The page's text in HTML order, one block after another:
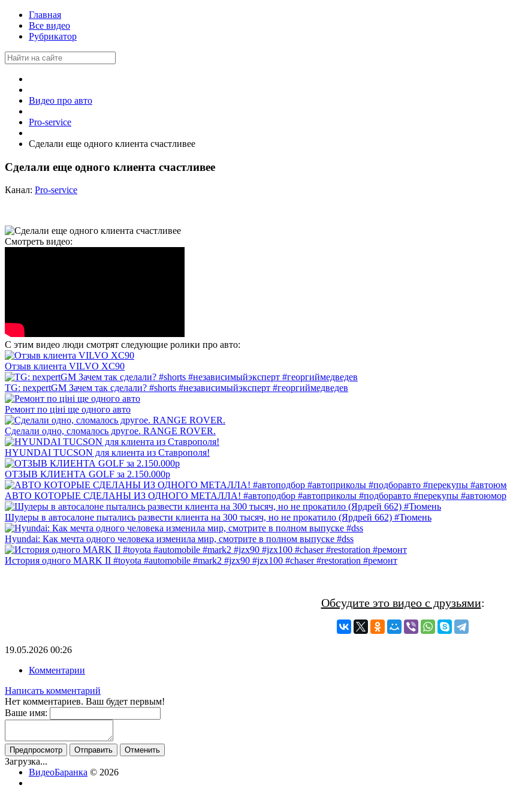
Главная
Все видео
Рубрикатор
Видео про авто
Pro-service
Сделали еще одного клиента счастливее
Сделали еще одного клиента счастливее
Канал: Pro-service
Смотреть видео:
С этим видео люди смотрят следующие ролики про авто:
Отзыв клиента VILVO XC90
TG: nexpertGM Зачем так сделали? #shorts #независимыйэксперт #георгиймедведев
Ремонт по ціні ще одного авто
Сделали одно, сломалось другое. RANGE ROVER.
HYUNDAI TUCSON для клиента из Ставрополя!
ОТЗЫВ КЛИЕНТА GOLF за 2.150.000р
АВТО КОТОРЫЕ СДЕЛАНЫ ИЗ ОДНОГО МЕТАЛЛА! #автоподбор #автоприколы #подборавто #перекупы #автоюмор
Шулеры в автосалоне пытались развести клиента на 300 тысяч, но не прокатило (Ярдрей 662) #Тюмень
Hyundai: Как мечта одного человека изменила мир, смотрите в полном выпуске #dss
История одного MARK II #toyota #automobile #mark2 #jzx90 #jzx100 #chaser #restoration #ремонт
Обсудите это видео с друзьями:
19.05.2026 00:26
Комментарии
Написать комментарий
Нет комментариев. Ваш будет первым!
Ваше имя:
Загрузка...
ВидеоБаранка © 2026